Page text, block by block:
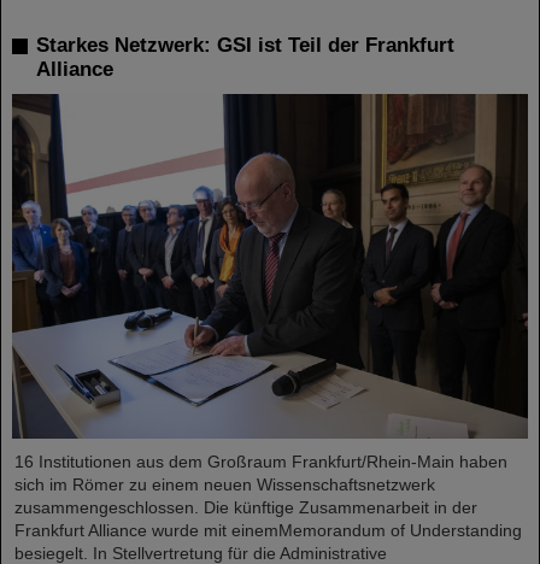
Starkes Netzwerk: GSI ist Teil der Frankfurt
Alliance
16 Institutionen aus dem Großraum Frankfurt/Rhein-Main haben
sich im Römer zu einem neuen Wissenschaftsnetzwerk
zusammengeschlossen. Die künftige Zusammenarbeit in der
Frankfurt Alliance wurde mit einemMemorandum of Understanding
besiegelt. In Stellvertretung für die Administrative